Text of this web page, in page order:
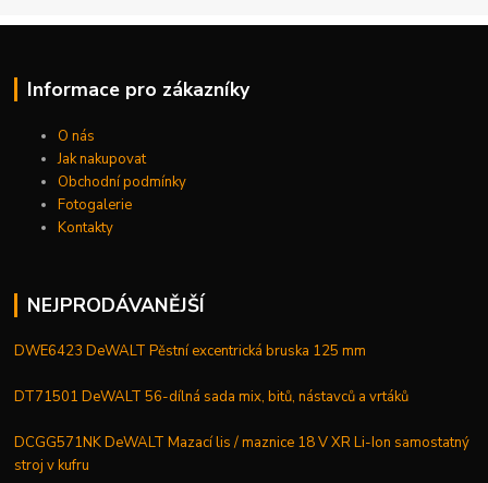
Informace pro zákazníky
O nás
Jak nakupovat
Obchodní podmínky
Fotogalerie
Kontakty
NEJPRODÁVANĚJŠÍ
DWE6423 DeWALT Pěstní excentrická bruska 125 mm
DT71501 DeWALT 56-dílná sada mix, bitů, nástavců a vrtáků
DCGG571NK DeWALT Mazací lis / maznice 18 V XR Li-Ion samostatný
stroj v kufru